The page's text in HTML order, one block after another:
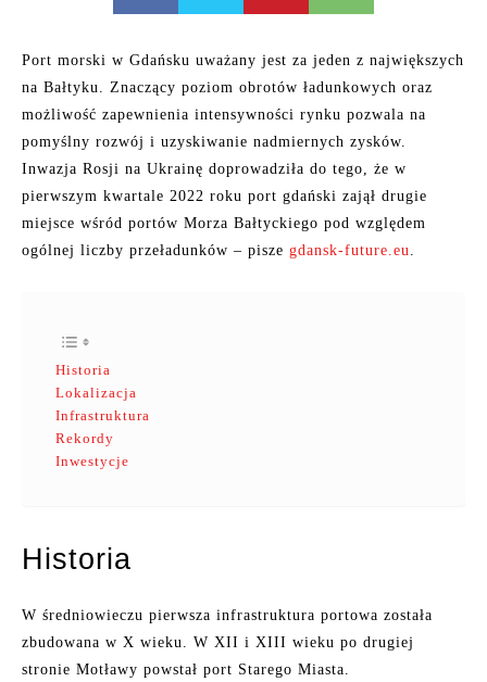
Port morski w Gdańsku uważany jest za jeden z największych
na Bałtyku. Znaczący poziom obrotów ładunkowych oraz
możliwość zapewnienia intensywności rynku pozwala na
pomyślny rozwój i uzyskiwanie nadmiernych zysków.
Inwazja Rosji na Ukrainę doprowadziła do tego, że w
pierwszym kwartale 2022 roku port gdański zajął drugie
miejsce wśród portów Morza Bałtyckiego pod względem
ogólnej liczby przeładunków – pisze gdansk-future.eu.
Historia
Lokalizacja
Infrastruktura
Rekordy
Inwestycje
Historia
W średniowieczu pierwsza infrastruktura portowa została
zbudowana w X wieku. W XII i XIII wieku po drugiej
stronie Motławy powstał port Starego Miasta.